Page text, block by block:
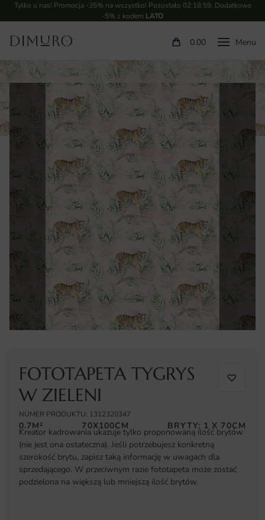
Tylko u nas! Promocja -35% na wszystko! Pozostało 02:18:58. Dodatkowe
-5% z kodem LATO
0.00
FOTOTAPETA TYGRYS
W ZIELENI
NUMER PRODUKTU: 1312320347
0.7M² 70X100CM BRYTY: 1 X 70CM
Kreator kadrowania ukazuje tylko proponowaną ilość brytów
(nie jest ona ostateczna). Jeśli potrzebujesz konkretną
szerokość brytu, zapisz taką informację w uwagach dla
sprzedającego. W przeciwnym razie fototapeta może zostać
podzielona na większą lub mniejszą ilość brytów.